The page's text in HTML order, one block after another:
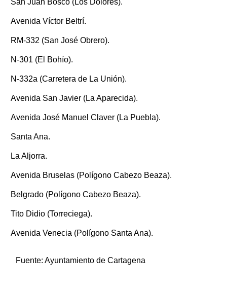
Avenida Víctor Beltrí.
RM-332 (San José Obrero).
N-301 (El Bohío).
N-332a (Carretera de La Unión).
Avenida San Javier (La Aparecida).
Avenida José Manuel Claver (La Puebla).
Santa Ana.
La Aljorra.
Avenida Bruselas (Polígono Cabezo Beaza).
Belgrado (Polígono Cabezo Beaza).
Tito Didio (Torreciega).
Avenida Venecia (Polígono Santa Ana).
Fuente: Ayuntamiento de Cartagena